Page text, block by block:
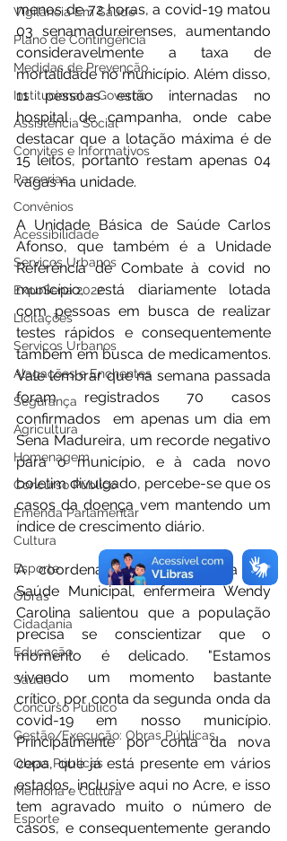
Vigilância Em Saúde
Plano de Contingência
Medidas de Prevenção
Institucional e Governo
Assistência Social
Convites e Informativos
Parcerias
Convênios
Acessibilidade
Serviços Urbanos
ExpoSena 2022
Licitações
Serviços Urbanos
Alagações e Enchentes
Segurança
Agricultura
Homenagem
Concurso Público
Emenda Parlamentar
Cultura
Esporte
Obras
Cidadania
Educação
Saúde
Concurso Público
Gestão/Execução: Obras Públicas
Obras Públicas
Memória e Cultura
Esporte
menos de 72 horas, a covid-19 matou
03 senamadureirenses, aumentando
consideravelmente a taxa de
mortalidade no município. Além disso,
11 pessoas estão internadas no
hospital de campanha, onde cabe
destacar que a lotação máxima é de
15 leitos, portanto restam apenas 04
vagas na unidade.
A Unidade Básica de Saúde Carlos
Afonso, que também é a Unidade
Referência de Combate à covid no
município, está diariamente lotada
com pessoas em busca de realizar
testes rápidos e consequentemente
também em busca de medicamentos.
Vale lembrar que na semana passada
foram registrados 70 casos
confirmados  em apenas um dia em
Sena Madureira, um recorde negativo
para o município, e à cada novo
boletim divulgado, percebe-se que os
casos da doença vem mantendo um
índice de crescimento diário.
A coordenadora da Vigilância em
Saúde Municipal, enfermeira Wendy
Carolina salientou que a população
precisa se conscientizar que o
momento é delicado. "Estamos
vivendo um momento bastante
crítico, por conta da segunda onda da
covid-19 em nosso município.
Principalmente por conta da nova
cepa, que já está presente em vários
estados, inclusive aqui no Acre, e isso
tem agravado muito o número de
casos, e consequentemente gerando